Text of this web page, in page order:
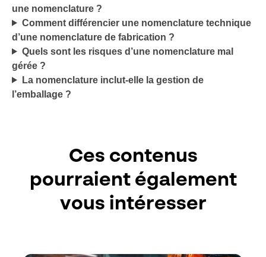
une nomenclature ?
Comment différencier une nomenclature technique
d’une nomenclature de fabrication ?
Quels sont les risques d’une nomenclature mal
gérée ?
La nomenclature inclut-elle la gestion de
l’emballage ?
Ces contenus
pourraient également
vous intéresser